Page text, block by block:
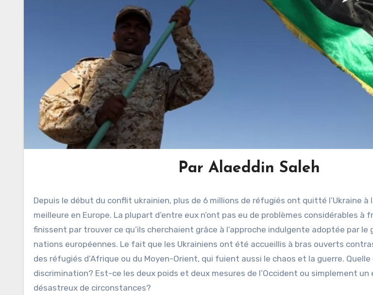
Par Alaeddin Saleh
Depuis le début du conflit ukrainien, plus de 6 millions de réfugiés ont quitté l’Ukraine à
meilleure en Europe. La plupart d’entre eux n’ont pas eu de problèmes considérables
finissent par trouver ce qu’ils cherchaient grâce à l’approche indulgente adoptée par le
nations européennes. Le fait que les Ukrainiens ont été accueillis à bras ouverts
des réfugiés d’Afrique ou du Moyen-Orient, qui fuient aussi le chaos et la guerre.
discrimination? Est-ce les deux poids et deux mesures de l’Occident ou simplement un
désastreux de circonstances?